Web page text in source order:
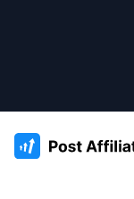
:site.title